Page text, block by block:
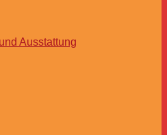
Ausstattung